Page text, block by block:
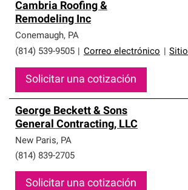
parte de una red exclusiva de
que cumplen con altos estándares y
de profesionalismo y confiabilidad.
Cambria Roofing &
Remodeling Inc
Conemaugh, PA
(814) 539-9505
Correo electrónico
Solicitar una cotización
George Beckett & Sons
General Contracting, LLC
New Paris, PA
(814) 839-2705
Solicitar una cotización